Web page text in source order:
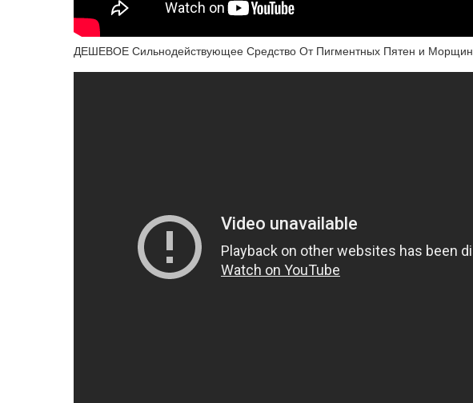
ДЕШЕВОЕ Сильнодействующее Средство От Пигментных Пятен и Морщин